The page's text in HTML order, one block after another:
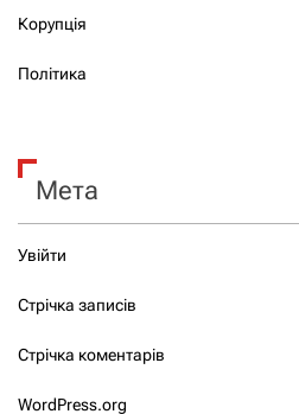
Корупція
Політика
Мета
Увійти
Стрічка записів
Стрічка коментарів
WordPress.org